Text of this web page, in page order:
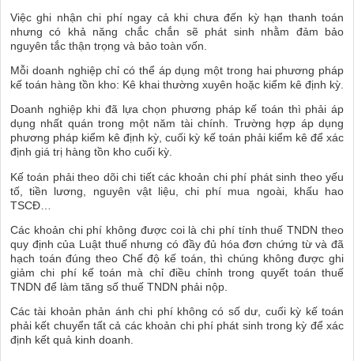
Việc ghi nhận chi phí ngay cả khi chưa đến kỳ hạn thanh toán
nhưng có khả năng chắc chắn sẽ phát sinh nhằm đảm bảo
nguyên tắc thận trọng và bảo toàn vốn.
Mỗi doanh nghiệp chỉ có thể áp dụng một trong hai phương pháp
kế toán hàng tồn kho: Kê khai thường xuyên hoặc kiểm kê định kỳ.
Doanh nghiệp khi đã lựa chọn phương pháp kế toán thì phải áp
dụng nhất quán trong một năm tài chính. Trường hợp áp dụng
phương pháp kiểm kê định kỳ, cuối kỳ kế toán phải kiểm kê để xác
định giá trị hàng tồn kho cuối kỳ.
Kế toán phải theo dõi chi tiết các khoản chi phí phát sinh theo yếu
tố, tiền lương, nguyên vật liệu, chi phí mua ngoài, khấu hao
TSCĐ…
Các khoản chi phí không được coi là chi phí tính thuế TNDN theo
quy định của Luật thuế nhưng có đầy đủ hóa đơn chứng từ và đã
hạch toán đúng theo Chế độ kế toán, thì chúng không được ghi
giảm chi phí kế toán mà chỉ điều chỉnh trong quyết toán thuế
TNDN để làm tăng số thuế TNDN phải nộp.
Các tài khoản phản ánh chi phí không có số dư, cuối kỳ kế toán
phải kết chuyển tất cả các khoản chi phí phát sinh trong kỳ để xác
định kết quả kinh doanh.